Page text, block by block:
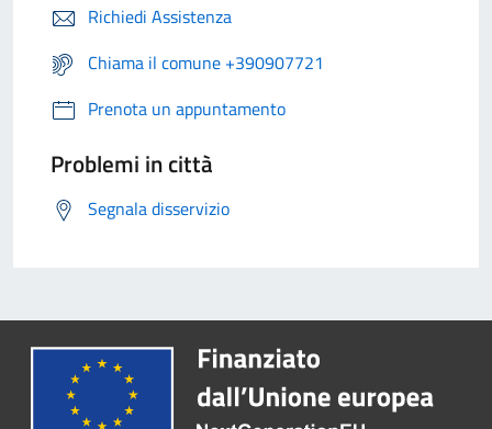
Richiedi Assistenza
Chiama il comune +390907721
Prenota un appuntamento
Problemi in città
Segnala disservizio